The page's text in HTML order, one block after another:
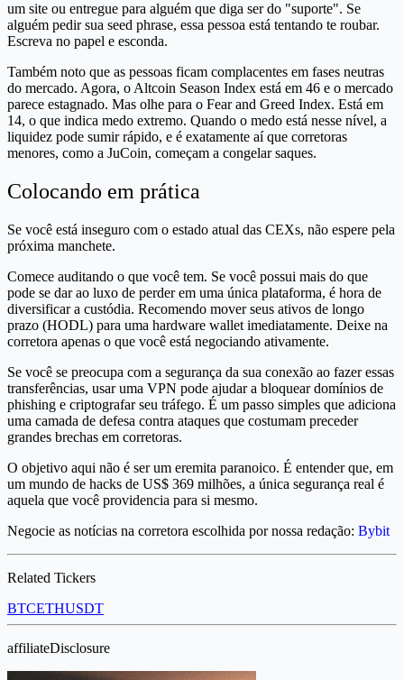
um site ou entregue para alguém que diga ser do "suporte". Se
alguém pedir sua seed phrase, essa pessoa está tentando te roubar.
Escreva no papel e esconda.
Também noto que as pessoas ficam complacentes em fases neutras
do mercado. Agora, o Altcoin Season Index está em 46 e o mercado
parece estagnado. Mas olhe para o Fear and Greed Index. Está em
14, o que indica medo extremo. Quando o medo está nesse nível, a
liquidez pode sumir rápido, e é exatamente aí que corretoras
menores, como a JuCoin, começam a congelar saques.
Colocando em prática
Se você está inseguro com o estado atual das CEXs, não espere pela
próxima manchete.
Comece auditando o que você tem. Se você possui mais do que
pode se dar ao luxo de perder em uma única plataforma, é hora de
diversificar a custódia. Recomendo mover seus ativos de longo
prazo (HODL) para uma hardware wallet imediatamente. Deixe na
corretora apenas o que você está negociando ativamente.
Se você se preocupa com a segurança da sua conexão ao fazer essas
transferências, usar uma VPN pode ajudar a bloquear domínios de
phishing e criptografar seu tráfego. É um passo simples que adiciona
uma camada de defesa contra ataques que costumam preceder
grandes brechas em corretoras.
O objetivo aqui não é ser um eremita paranoico. É entender que, em
um mundo de hacks de US$ 369 milhões, a única segurança real é
aquela que você providencia para si mesmo.
Negocie as notícias na corretora escolhida por nossa redação: Bybit
Related Tickers
BTCETHUSDT
affiliateDisclosure